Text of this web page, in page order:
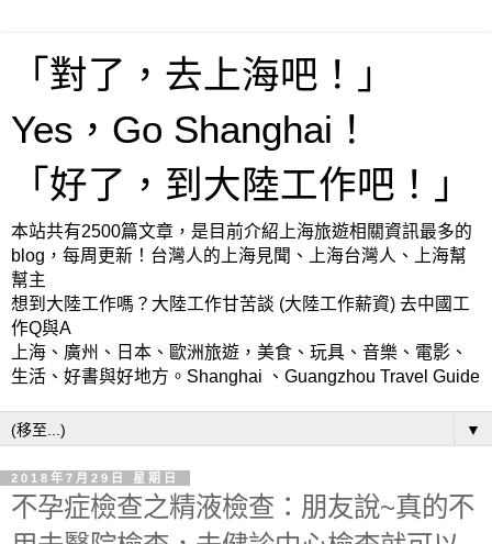
「對了，去上海吧！」
Yes，Go Shanghai！
「好了，到大陸工作吧！」
本站共有2500篇文章，是目前介紹上海旅遊相關資訊最多的
blog，每周更新！台灣人的上海見聞、上海台灣人、上海幫
幫主
想到大陸工作嗎？大陸工作甘苦談 (大陸工作薪資) 去中國工
作Q與A
上海、廣州、日本、歐洲旅遊，美食、玩具、音樂、電影、
生活、好書與好地方。Shanghai 、Guangzhou Travel Guide
▼
2018年7月29日 星期日
不孕症檢查之精液檢查：朋友說~真的不